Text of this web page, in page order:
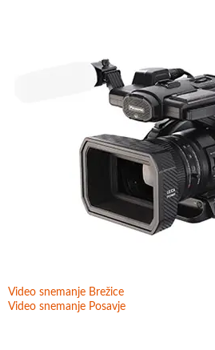
Video snemanje Brežice
Video snemanje Posavje